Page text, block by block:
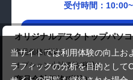
オリジナルデスクトップパソ
商品価格(税込)
オプション小計価格(税込)
受付時間：
メールでの
当サイトでは利用体験の向上お
ラフィックの分析を目的として